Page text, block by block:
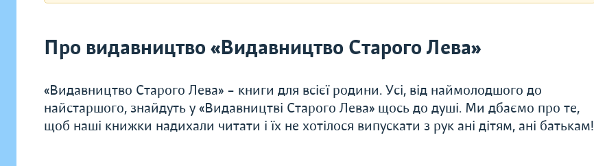
Про видавництво «Видавництво Старого Лева»
«Видавництво Старого Лева» – книги для всієї родини. Усі, від наймолодшого до
найстаршого, знайдуть у «Видавництві Старого Лева» щось до душі. Ми дбаємо про те,
щоб наші книжки надихали читати і їх не хотілося випускати з рук ані дітям, ані батькам!